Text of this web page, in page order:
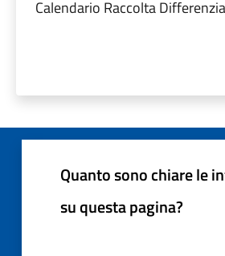
Calendario Raccolta
Quanto sono chiare le
su questa pagina?